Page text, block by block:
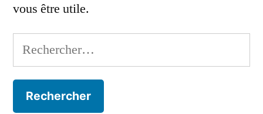
vous être utile.